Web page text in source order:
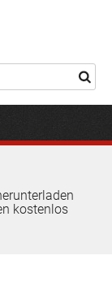
kostenlos